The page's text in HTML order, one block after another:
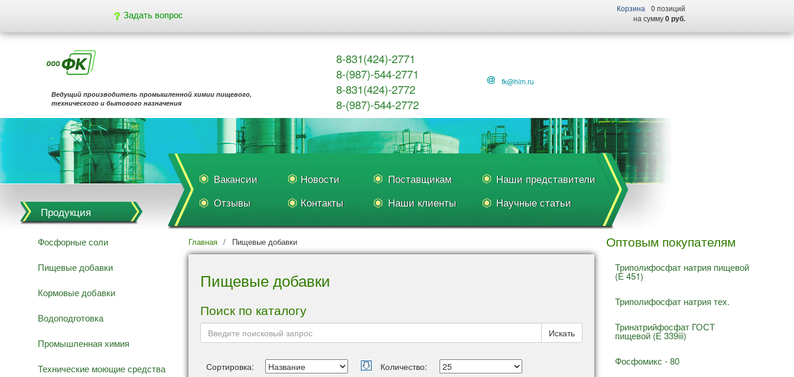
Задать вопрос
Корзина
0 позиций
на сумму0 руб.
Ведущий производитель промышленной химии пищевого,
технического и бытового назначения
8-831(424)-2771
8-(987)-544-2771
8-831(424)-2772
8-(987)-544-2772
fk@him.ru
Продукция
Вакансии
Отзывы
Новости
Контакты
Поставщикам
Наши клиенты
Наши представители
Научные статьи
Фосфорные соли
Пищевые добавки
Кормовые добавки
Водоподготовка
Промышленная химия
Технические моющие средства
Главная / Пищевые добавки
Пищевые добавки
Поиск по каталогу
Сортировка: Количество:
Оптовым покупателям
Триполифосфат натрия пищевой
(Е 451)
Триполифосфат натрия тех.
Тринатрийфосфат ГОСТ
пищевой (Е 339iii)
Фосфомикс - 80